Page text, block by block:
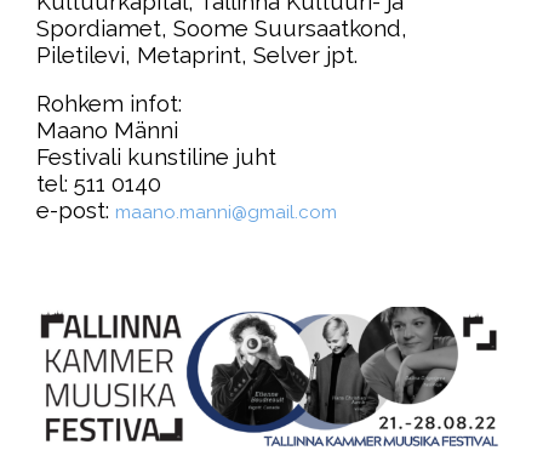
Spordiamet, Soome Suursaatkond,
Piletilevi, Metaprint, Selver jpt.
Rohkem infot:
Maano Männi
Festivali kunstiline juht
tel: 511 0140
e-post: maano.manni@gmail.com